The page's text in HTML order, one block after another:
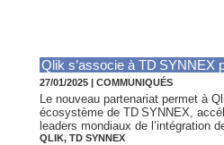
Qlik s’associe à TD SYNNEX
27/01/2025 | COMMUNIQUÉS
Le nouveau partenariat permet à
écosystème de TD SYNNEX,
leaders mondiaux de l’intégration
QLIK, TD SYNNEX